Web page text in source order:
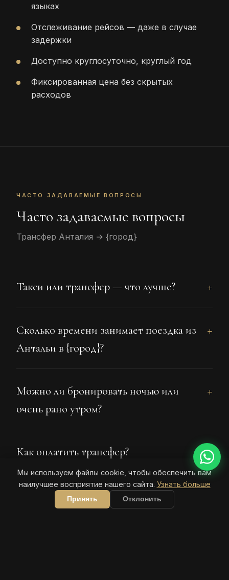
языках
Отслеживание рейсов — даже в случае
задержки
Доступно круглосуточно, круглый год
Фиксированная цена без скрытых
расходов
ЧАСТО ЗАДАВАЕМЫЕ ВОПРОСЫ
Часто задаваемые вопросы
Трансфер Анталия → {город}
Такси или трансфер — что лучше?
Сколько времени занимает поездка из
Антальи в {город}?
Можно ли бронировать ночью или
очень рано утром?
Как оплатить трансфер?
Мы используем файлы cookie, чтобы обеспечить вам
наилучшее восприятие нашего сайта. Узнать больше
Принять Отклонить